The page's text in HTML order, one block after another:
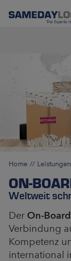
Home Leistungen
ON-
Weltweit
Der On-
Verbindung
Kompetenz
international